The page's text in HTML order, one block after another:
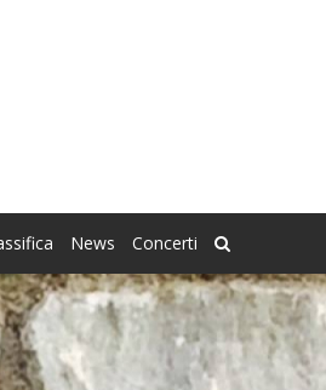
News Concerti